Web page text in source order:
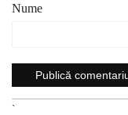
Nume
`